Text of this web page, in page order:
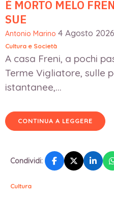
È MORTO MELO
SUE
Antonio Marino 4 Agosto 2026
Cultura e Società
A casa Freni, a pochi
Terme Vigliatore, sulle
istantanee,...
CONTINUA A LEGGERE
Condividi:
Cultura